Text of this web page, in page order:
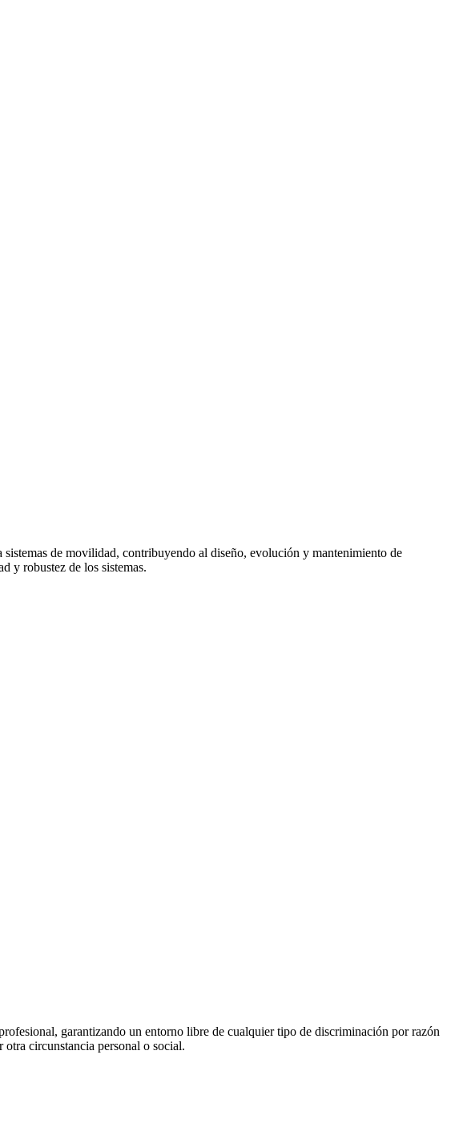
de movilidad, contribuyendo al diseño, evolución y mantenimiento de
y robustez de los sistemas.
garantizando un entorno libre de cualquier tipo de discriminación por razón
circunstancia personal o social.